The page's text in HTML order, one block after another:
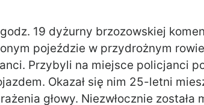
19 dyżurny brzozowskiej
pojeździe w przydrożnym
Przybyli na miejsce policjanci
Okazał się nim 25-letni
głowy. Niezwłocznie